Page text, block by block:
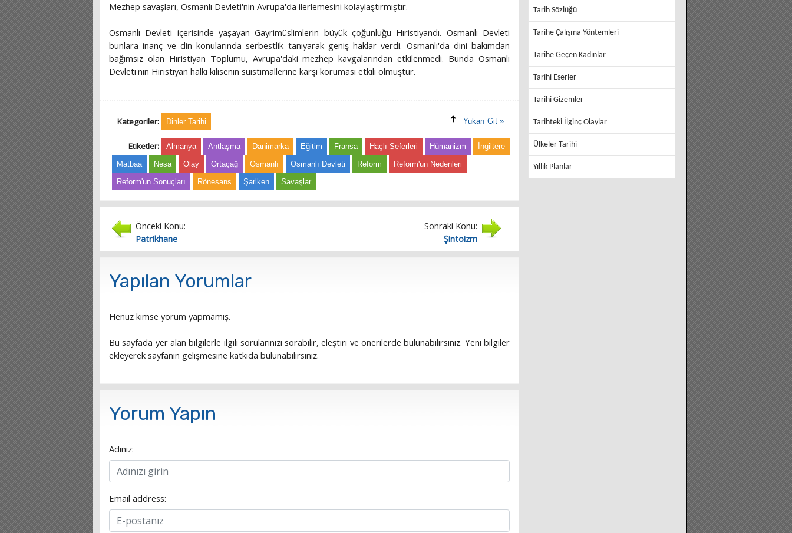
Mezhep savaşları, Osmanlı Devleti'nin Avrupa'da ilerlemesini kolaylaştırmıştır.
Osmanlı Devleti içerisinde yaşayan Gayrimüslimlerin büyük çoğunluğu Hıristiyandı. Osmanlı Devleti
bunlara inanç ve din konularında serbestlik tanıyarak geniş haklar verdi. Osmanlı'da dini bakımdan
bağımsız olan Hıristiyan Toplumu, Avrupa'daki mezhep kavgalarından etkilenmedi. Bunda Osmanlı
Devleti'nin Hıristiyan halkı kilisenin suistimallerine karşı koruması etkili olmuştur.
Kategoriler: Dinler Tarihi Yukarı Git »
Etiketler: Almanya Antlaşma Danimarka Eğitim Fransa Haçlı Seferleri Hümanizm
İngiltere
Matbaa
Nesa Olay Ortaçağ Osmanlı Osmanlı Devleti Reform
Reform'un Nedenleri
Reform'un Sonuçları
Rönesans Şarlken Savaşlar
Önceki Konu:
Patrikhane
Sonraki Konu:
Şintoizm
Yapılan Yorumlar
Henüz kimse yorum yapmamış.
Bu sayfada yer alan bilgilerle ilgili sorularınızı sorabilir, eleştiri ve önerilerde bulunabilirsiniz. Yeni bilgiler
ekleyerek sayfanın gelişmesine katkıda bulunabilirsiniz.
Yorum Yapın
Adınız:
Email address:
Tarih Sözlüğü
Tarihe Çalışma Yöntemleri
Tarihe Geçen Kadınlar
Tarihi Eserler
Tarihi Gizemler
Tarihteki İlginç Olaylar
Ülkeler Tarihi
Yıllık Planlar